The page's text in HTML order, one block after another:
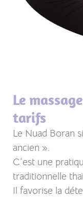
Le
tarifs
Le Nuad Boran
ancien ».
C’est une
traditionnelle
Il favorise la